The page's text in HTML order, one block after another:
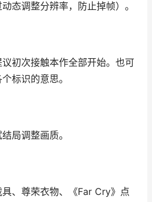
态调整分辨率，防止掉帧）。
初次接触本作全部开始。也可
标识的意思。
局调整画质。
、尊荣衣物、《Far Cry》点